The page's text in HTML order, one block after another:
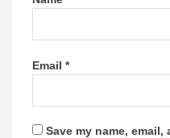
Email *
Save my name,